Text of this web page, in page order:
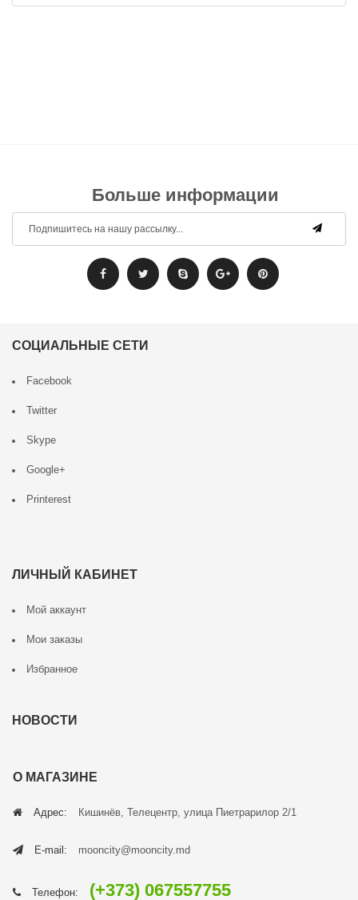
Больше информации
СОЦИАЛЬНЫЕ СЕТИ
Facebook
Twitter
Skype
Google+
Printerest
ЛИЧНЫЙ КАБИНЕТ
Мой аккаунт
Мои заказы
Избранное
НОВОСТИ
О МАГАЗИНЕ
Адрес: Кишинёв, Телецентр, улица Пиетрарилор 2/1
E-mail: mooncity@mooncity.md
Телефон: (+373) 067557755